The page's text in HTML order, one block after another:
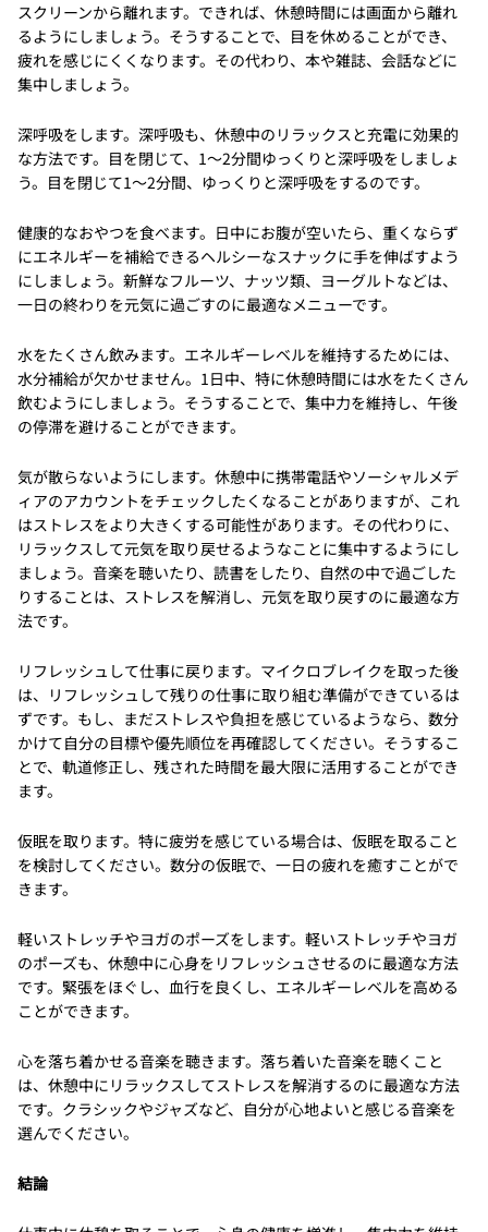
スクリーンから離れます。できれば、休憩時間には画面から離れ
るようにしましょう。そうすることで、目を休めることができ、
疲れを感じにくくなります。その代わり、本や雑誌、会話などに
集中しましょう。
深呼吸をします。深呼吸も、休憩中のリラックスと充電に効果的
な方法です。目を閉じて、1〜2分間ゆっくりと深呼吸をしましょ
う。目を閉じて1〜2分間、ゆっくりと深呼吸をするのです。
健康的なおやつを食べます。日中にお腹が空いたら、重くならず
にエネルギーを補給できるヘルシーなスナックに手を伸ばすよう
にしましょう。新鮮なフルーツ、ナッツ類、ヨーグルトなどは、
一日の終わりを元気に過ごすのに最適なメニューです。
水をたくさん飲みます。エネルギーレベルを維持するためには、
水分補給が欠かせません。1日中、特に休憩時間には水をたくさん
飲むようにしましょう。そうすることで、集中力を維持し、午後
の停滞を避けることができます。
気が散らないようにします。休憩中に携帯電話やソーシャルメデ
ィアのアカウントをチェックしたくなることがありますが、これ
はストレスをより大きくする可能性があります。その代わりに、
リラックスして元気を取り戻せるようなことに集中するようにし
ましょう。音楽を聴いたり、読書をしたり、自然の中で過ごした
りすることは、ストレスを解消し、元気を取り戻すのに最適な方
法です。
リフレッシュして仕事に戻ります。マイクロブレイクを取った後
は、リフレッシュして残りの仕事に取り組む準備ができているは
ずです。もし、まだストレスや負担を感じているようなら、数分
かけて自分の目標や優先順位を再確認してください。そうするこ
とで、軌道修正し、残された時間を最大限に活用することができ
ます。
仮眠を取ります。特に疲労を感じている場合は、仮眠を取ること
を検討してください。数分の仮眠で、一日の疲れを癒すことがで
きます。
軽いストレッチやヨガのポーズをします。軽いストレッチやヨガ
のポーズも、休憩中に心身をリフレッシュさせるのに最適な方法
です。緊張をほぐし、血行を良くし、エネルギーレベルを高める
ことができます。
心を落ち着かせる音楽を聴きます。落ち着いた音楽を聴くこと
は、休憩中にリラックスしてストレスを解消するのに最適な方法
です。クラシックやジャズなど、自分が心地よいと感じる音楽を
選んでください。
結論